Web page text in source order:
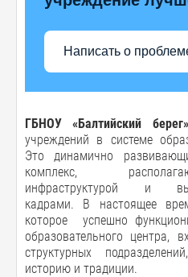
Написать о
ГБНОУ «Балтийский берег»
учреждений в системе
Это динамично
комплекс,
инфраструктурой и
кадрами. В настоящее
которое успешно
образовательного центра,
структурных
историю и традиции.